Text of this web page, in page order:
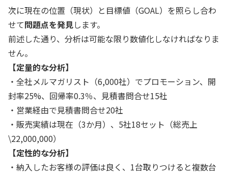
次に現在の位置（現状）と目標値（GOAL）を照らし合わ
せて問題点を発見します。
前述した通り、分析は可能な限り数値化しなければなりま
せん。
【定量的な分析】
・全社メルマガリスト（6,000社）でプロモーション、開
封率25%、回帰率0.3％、見積書問合せ15社
・営業経由で見積書問合せ20社
・販売実績は現在（3か月）、5社18セット（総売上
\22,000,000）
【定性的な分析】
・納入したお客様の評価は良く、1台取りつけると複数台